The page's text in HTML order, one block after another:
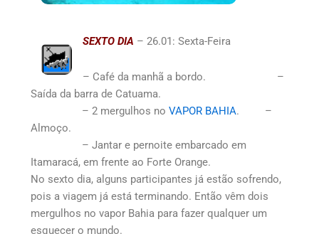
SEXTO DIA – 26.01: Sexta-Feira
– Café da manhã a bordo. –
Saída da barra de Catuama.
– 2 mergulhos no VAPOR BAHIA. –
Almoço.
– Jantar e pernoite embarcado em
Itamaracá, em frente ao Forte Orange.
No sexto dia, alguns participantes já estão sofrendo,
pois a viagem já está terminando. Então vêm dois
mergulhos no vapor Bahia para fazer qualquer um
esquecer o mundo.